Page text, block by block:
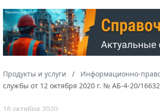
Продукты и услуги Информационно-
службы от 12 октября 2020 г. № АБ-4-20/
16 октября 2020